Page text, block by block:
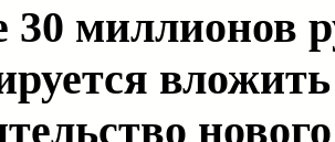
30 миллионов
нового